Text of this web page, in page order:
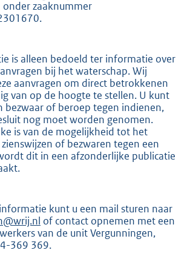
5
onder zaaknummer
is alleen bedoeld ter informatie over
bij het waterschap. Wij
aanvragen om direct betrokkenen
van op de hoogte te stellen. U kunt
bezwaar of beroep tegen indienen,
nog moet worden genomen.
is van de mogelijkheid tot het
of bezwaren tegen een
dit in een afzonderlijke publicatie
kunt u een mail sturen naar
of contact opnemen met een
van de unit Vergunningen,
369 369.